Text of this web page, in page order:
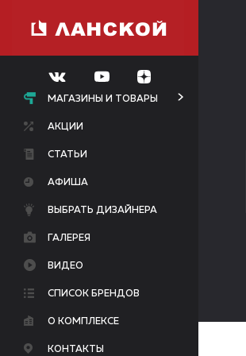
МАГАЗИНЫ И ТОВАРЫ
АКЦИИ
СТАТЬИ
АФИША
ВЫБРАТЬ ДИЗАЙНЕРА
ГАЛЕРЕЯ
ВИДЕО
СПИСОК БРЕНДОВ
О КОМПЛЕКСЕ
КОНТАКТЫ